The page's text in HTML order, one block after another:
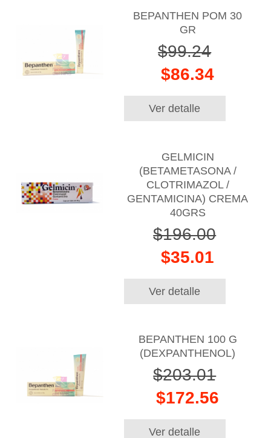
BEPANTHEN POM 30
GR
$99.24
$86.34
Ver detalle
GELMICIN
(BETAMETASONA /
CLOTRIMAZOL /
GENTAMICINA) CREMA
40GRS
$196.00
$35.01
Ver detalle
BEPANTHEN 100 G
(DEXPANTHENOL)
$203.01
$172.56
Ver detalle